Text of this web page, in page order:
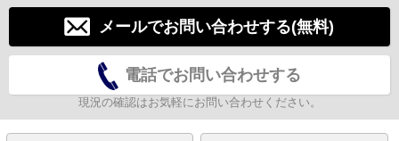
メールでお問い合わせする(無料)
電話でお問い合わせする
現況の確認はお気軽にお問い合わせください。